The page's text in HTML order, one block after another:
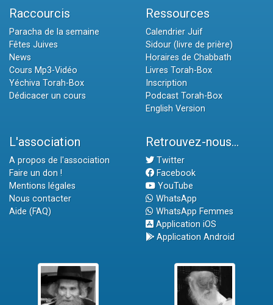
Raccourcis
Paracha de la semaine
Fêtes Juives
News
Cours Mp3-Vidéo
Yéchiva Torah-Box
Dédicacer un cours
Ressources
Calendrier Juif
Sidour (livre de prière)
Horaires de Chabbath
Livres Torah-Box
Inscription
Podcast Torah-Box
English Version
L'association
A propos de l'association
Faire un don !
Mentions légales
Nous contacter
Aide (FAQ)
Retrouvez-nous...
Twitter
Facebook
YouTube
WhatsApp
WhatsApp Femmes
Application iOS
Application Android